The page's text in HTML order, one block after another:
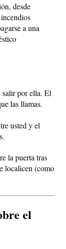
desde
a una
por ella. El
las llamas.
usted y el
la puerta tras
localicen (como
el